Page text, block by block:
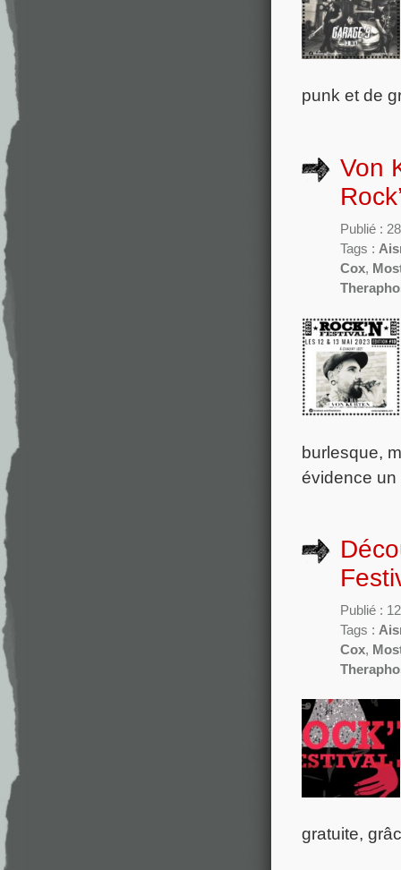
punk et de
Von
Publié :
Tags :
Cox,
burlesque,
évidence
Publié :
Tags :
Cox,
gratuite,